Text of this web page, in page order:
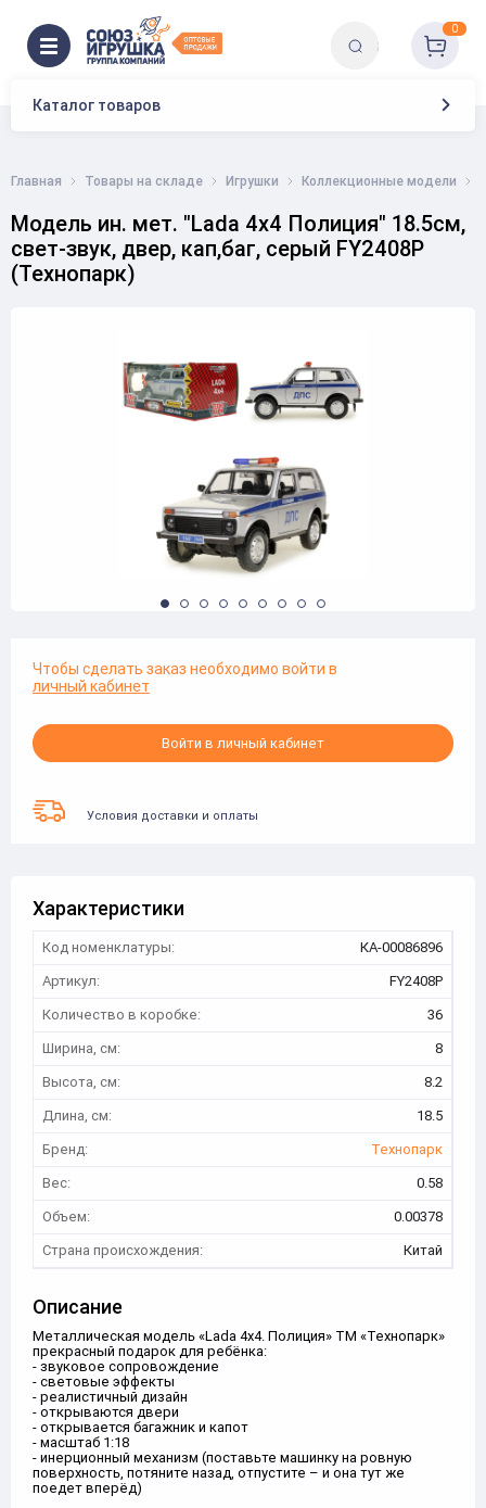
Каталог товаров
0
Главная Товары на складе Игрушки Коллекционные модели
Модель ин. мет. "Lada 4x4 Полиция" 18.5см,
свет-звук, двер, кап,баг, серый FY2408P
(Технопарк)
Чтобы сделать заказ необходимо войти в
личный кабинет
Войти в личный кабинет
Условия доставки и оплаты
Характеристики
Код номенклатуры:
КА-00086896
Артикул:
FY2408P
Количество в коробке:
36
Ширина, см:
8
Высота, см:
8.2
Длина, см:
18.5
Бренд:
Технопарк
Вес:
0.58
Объем:
0.00378
Страна происхождения:
Китай
Описание
Металлическая модель «Lada 4x4. Полиция» ТМ «Технопарк»
прекрасный подарок для ребёнка:
- звуковое сопровождение
- световые эффекты
- реалистичный дизайн
- открываются двери
- открывается багажник и капот
- масштаб 1:18
- инерционный механизм (поставьте машинку на ровную
поверхность, потяните назад, отпустите – и она тут же
поедет вперёд)